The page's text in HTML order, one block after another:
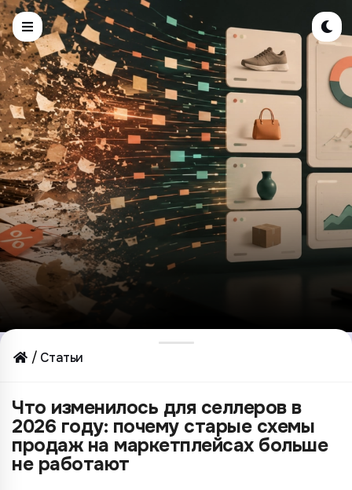
Статьи
Что изменилось для селлеров в
2026 году: почему старые схемы
продаж на маркетплейсах больше
не работают